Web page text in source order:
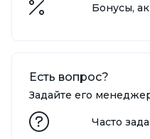
Бонусы,
Есть вопрос?
Задайте его
Часто